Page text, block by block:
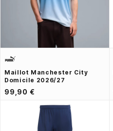
Maillot Manchester City
Domicile 2026/27
99,90 €